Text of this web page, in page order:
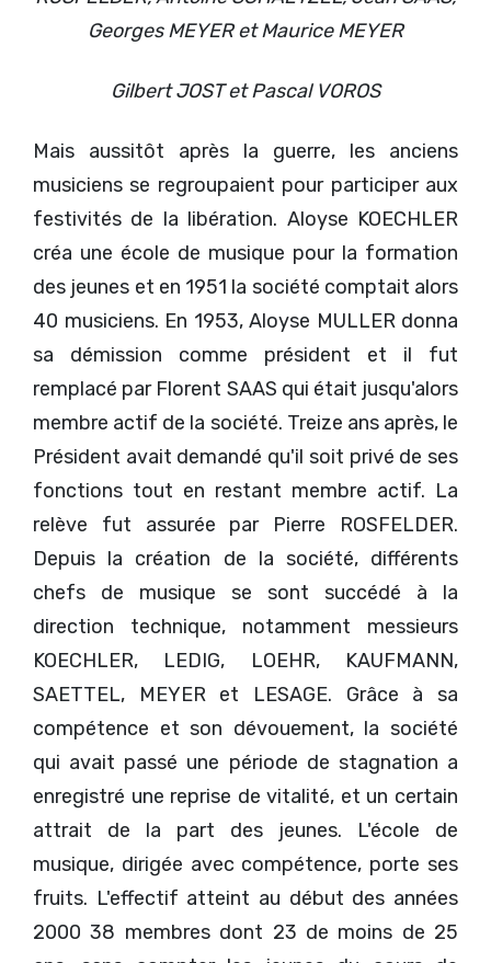
Georges MEYER et Maurice MEYER
Gilbert JOST et Pascal VOROS
Mais aussitôt après la guerre, les anciens
musiciens se regroupaient pour participer aux
festivités de la libération. Aloyse KOECHLER
créa une école de musique pour la formation
des jeunes et en 1951 la société comptait alors
40 musiciens. En 1953, Aloyse MULLER donna
sa démission comme président et il fut
remplacé par Florent SAAS qui était jusqu'alors
membre actif de la société. Treize ans après, le
Président avait demandé qu'il soit privé de ses
fonctions tout en restant membre actif. La
relève fut assurée par Pierre ROSFELDER.
Depuis la création de la société, différents
chefs de musique se sont succédé à la
direction technique, notamment messieurs
KOECHLER, LEDIG, LOEHR, KAUFMANN,
SAETTEL, MEYER et LESAGE. Grâce à sa
compétence et son dévouement, la société
qui avait passé une période de stagnation a
enregistré une reprise de vitalité, et un certain
attrait de la part des jeunes. L'école de
musique, dirigée avec compétence, porte ses
fruits. L'effectif atteint au début des années
2000 38 membres dont 23 de moins de 25